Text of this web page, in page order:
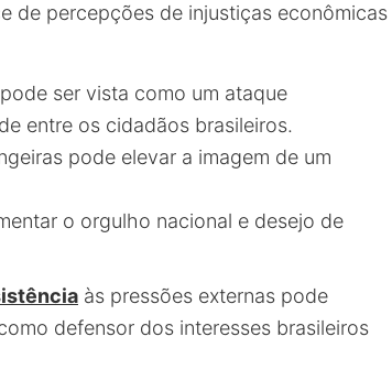
de percepções de injustiças econômicas
ser vista como um ataque
entre os cidadãos brasileiros.
pode elevar a imagem de um
o orgulho nacional e desejo de
às pressões externas pode
defensor dos interesses brasileiros